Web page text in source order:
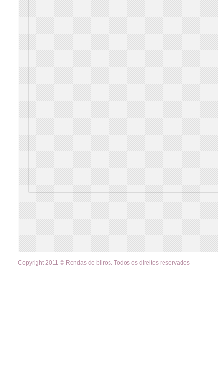
Copyright 2011 © Rendas de bilros. Todos os direitos reservados